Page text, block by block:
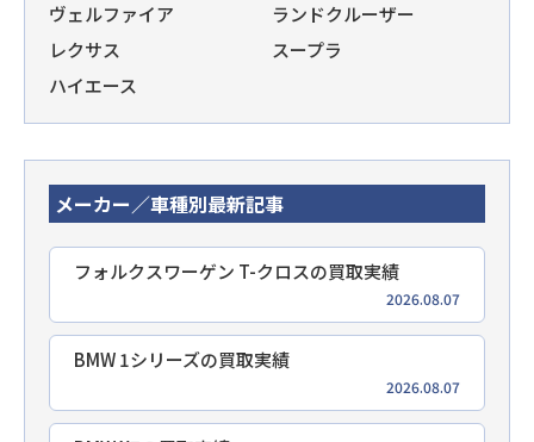
ヴェルファイア
ランドクルーザー
レクサス
スープラ
ハイエース
メーカー／車種別最新記事
フォルクスワーゲン T-クロスの買取実績
2026.08.07
BMW 1シリーズの買取実績
2026.08.07